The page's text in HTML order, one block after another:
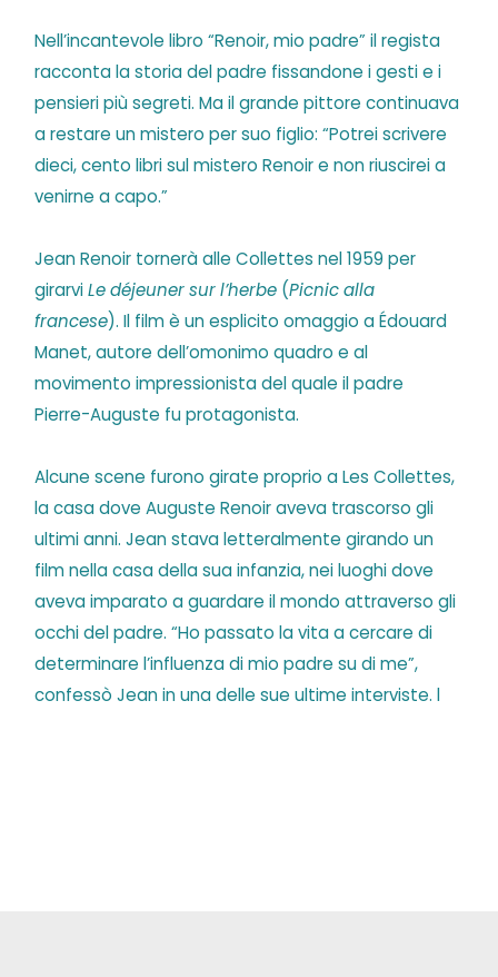
Nell’incantevole libro “Renoir, mio padre” il regista
racconta la storia del padre fissandone i gesti e i
pensieri più segreti. Ma il grande pittore continuava
a restare un mistero per suo figlio: “Potrei scrivere
dieci, cento libri sul mistero Renoir e non riuscirei a
venirne a capo.”
Jean Renoir tornerà alle Collettes nel 1959 per
girarviLe déjeuner sur l’herbe (Picnic alla
francese). Il film è un esplicito omaggio a Édouard
Manet, autore dell’omonimo quadro e al
movimento impressionista del quale il padre
Pierre-Auguste fu protagonista.
Alcune scene furono girate proprio a Les Collettes,
la casa dove Auguste Renoir aveva trascorso gli
ultimi anni. Jean stava letteralmente girando un
film nella casa della sua infanzia, nei luoghi dove
aveva imparato a guardare il mondo attraverso gli
occhi del padre. “Ho passato la vita a cercare di
determinare l’influenza di mio padre su di me”,
confessò Jean in una delle sue ultime interviste.l